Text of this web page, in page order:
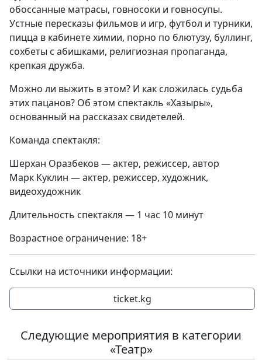
обоссанные матрасы, говносоки и говносупы.
Устные пересказы фильмов и игр, футбол и турники,
пицца в кабинете химии, порно по блютузу, буллинг,
сохбеты с абишками, религиозная пропаганда,
крепкая дружба.
Можно ли выжить в этом? И как сложилась судьба
этих пацанов? Об этом спектакль «Хазыры»,
основанный на рассказах свидетелей.
Команда спектакля:
Шерхан Оразбеков — актер, режиссер, автор
Марк Куклин — актер, режиссер, художник,
видеохудожник
Длительность спектакля — 1 час 10 минут
Возрастное ограничение: 18+
Ссылки на источники информации:
ticket.kg
Следующие мероприятия в категории
«Театр»